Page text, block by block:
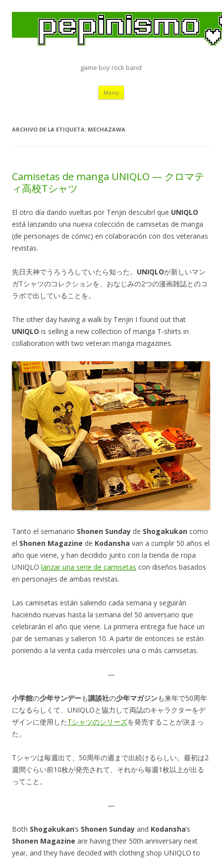
game boy rock band
Menú Saltar
contenido
ARCHIVO DE LA ETIQUETA: MECHAZAWA
Camisetas de manga UNIQLO — クロマテ
ィ高校Tシャツ
El otro día dando vueltas por Tenjin descubrí que UNIQLO
está lanzando una nueva colección de camisetas de manga
(de personajes de cómic) en colaboración con dos veteranas
revistas.
先日天神でうろうろしていたら知った。 UNIQLOが新しいマン
ガTシャツのコレクションを、おなじみの2つの漫画雑誌とのコ
ラボで出していることを。
The other day having a walk by Tenjin I found out that
UNIQLO is selling a new collection of manga T-shirts in
collaboration with two veteran manga magazines.
Tanto el semanario Shonen Sunday de Shogakukan como
el Shonen Magazine de Kodansha van a cumplir 50 años el
año que viene, y han decidido junto con la tienda de ropa
UNIQLO lanzar una serie de camisetas con diseños basados
en personajes de ambas revistas.
Las camisetas están saliendo cada semana y seguirán
haciendo nuevas hasta la semana del 50 aniversario que
celebrarán el año que viene. La primera entrega fue hace un
par de semanas y salieron 10. A partir de entonces se están
poniendo a la venta cada miércoles una o más camisetas.
—
小学館の少年サンデーも講談社の少年マガジンも来年で50周年
になるらしくて、UNIQLOと協力して両誌のキャラクターをデ
ザインに使用したTシャツのシリーズを発売することが決まっ
た。
Tシャツは毎週出て、50周年の週まで出続けるらしい。最初は2
週間ぐらい前10枚が発売されて、それから毎週1枚以上が出る
ってこと。
—
Both Shogakukan‘s Shonen Sunday and Kodansha‘s
Shonen Magazine are having their 50th anniversary next
year, and they have decided with clothing shop UNIQLO to